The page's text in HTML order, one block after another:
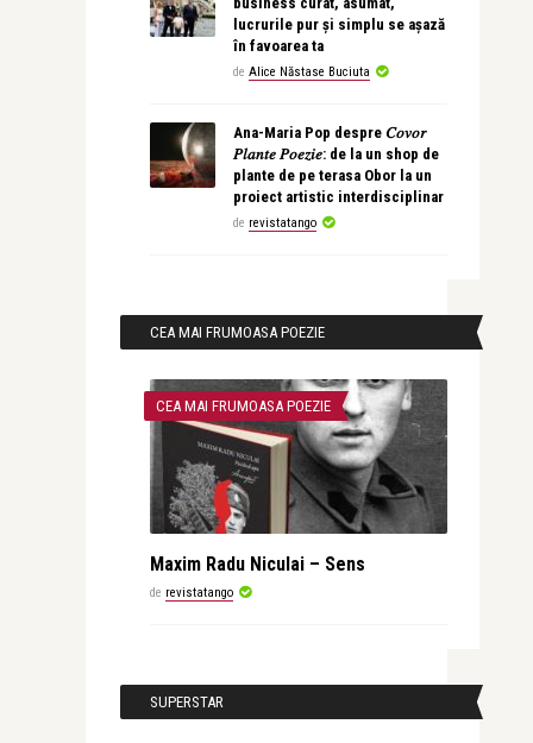
lucrurile pur și simplu se așază
în favoarea ta
de Alice Năstase Buciuta
Ana-Maria Pop despre 𝐶𝑜𝑣𝑜𝑟
𝑃𝑙𝑎𝑛𝑡𝑒 𝑃𝑜𝑒𝑧𝑖𝑒: de la un shop de
plante de pe terasa Obor la un
proiect artistic interdisciplinar
de revistatango
CEA MAI FRUMOASA POEZIE
CEA MAI FRUMOASA POEZIE
Maxim Radu Niculai – Sens
de revistatango
SUPERSTAR